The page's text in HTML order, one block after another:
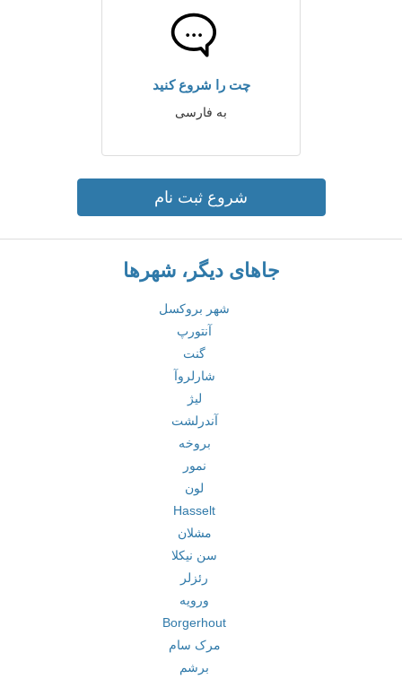
چت را شروع کنید
به فارسی
شروع ثبت نام
جاهای دیگر، شهرها
شهر بروکسل
آنتورپ
گنت
شارلروآ
لیژ
آندرلشت
بروخه
نمور
لون
Hasselt
مشلان
سن نیکلا
رئزلر
ورویه
Borgerhout
مرک سام
برشم